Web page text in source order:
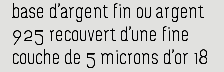
base d’argent fin ou argent
925 recouvert d’une fine
couche de 5 microns d’or 18